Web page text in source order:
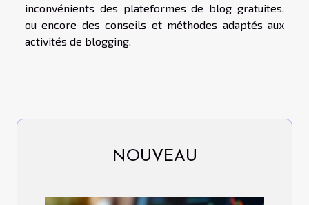
inconvénients des plateformes de blog gratuites,
ou encore des conseils et méthodes adaptés aux
activités de blogging.
NOUVEAU